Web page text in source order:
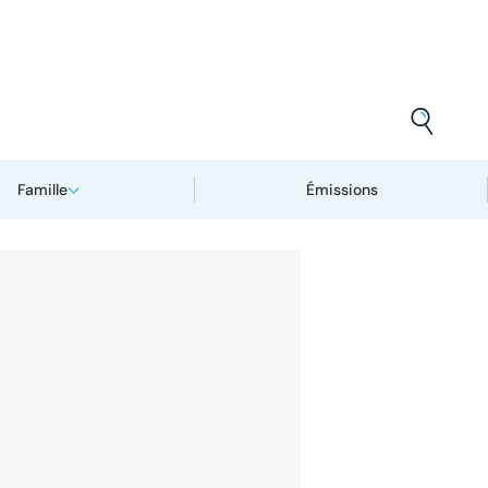
Famille Émissions